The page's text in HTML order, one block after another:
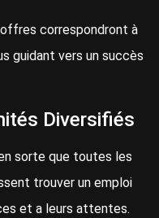
correspondront à
guidant vers un succès
Diversifiés
sorte que toutes les
trouver un emploi
et a leurs attentes.